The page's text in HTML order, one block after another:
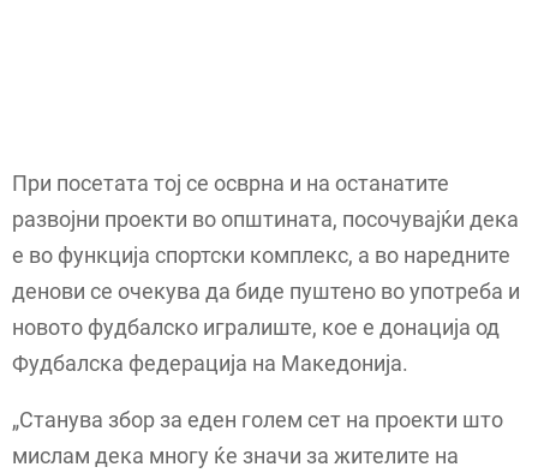
При посетата тој се осврна и на останатите
развојни проекти во општината, посочувајќи дека
е во функција спортски комплекс, а во наредните
денови се очекува да биде пуштено во употреба и
новото фудбалско игралиште, кое е донација од
Фудбалска федерација на Македонија.
„Станува збор за еден голем сет на проекти што
мислам дека многу ќе значи за жителите на